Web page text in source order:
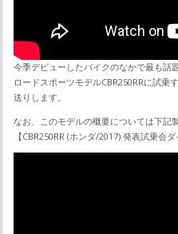
今季デビューしたバイクのなかで最も話
ロードスポーツモデルCBR250RRに試乗
送りします。
なお、このモデルの概要については下記
【CBR250RR (ホンダ/2017) 発表試乗会ダ